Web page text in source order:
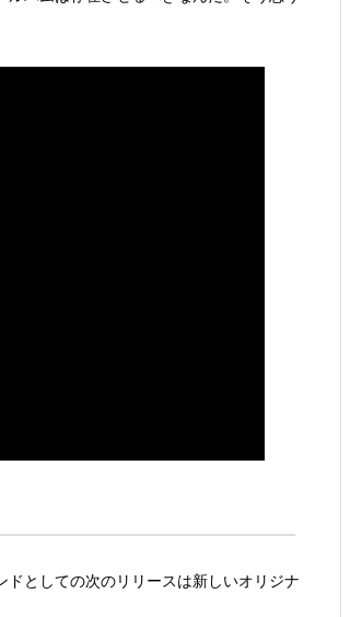
としての次のリリースは新しいオリジナ